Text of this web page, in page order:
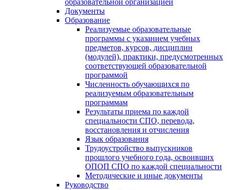
образовательной организацией
Документы
Образование
Реализуемые образовательные
программы с указанием учебных
предметов, курсов, дисциплин
(модулей), практики, предусмотренных
соответствующей образовательной
программой
Численность обучающихся по
реализуемым образовательным
программам
Результаты приема по каждой
специальности СПО, перевода,
восстановления и отчисления
Язык образования
Трудоустройство выпускников
прошлого учебного года, освоивших
ОПОП СПО по каждой специальности
Методические и иные документы
Руководство